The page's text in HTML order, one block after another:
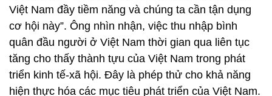
Việt Nam đầy tiềm năng và chúng ta cần tận dụng
cơ hội này”. Ông nhìn nhận, việc thu nhập bình
quân đầu người ở Việt Nam thời gian qua liên tục
tăng cho thấy thành tựu của Việt Nam trong phát
triển kinh tế-xã hội. Đây là phép thử cho khả năng
hiện thực hóa các mục tiêu phát triển của Việt Nam.